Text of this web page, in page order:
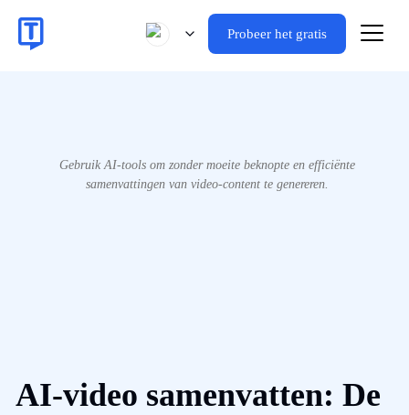
Probeer het gratis
Gebruik AI-tools om zonder moeite beknopte en efficiënte
samenvattingen van video-content te genereren.
AI-video samenvatten: De